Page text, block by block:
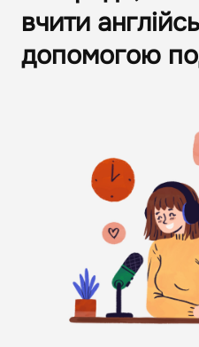
вчити
допомогою